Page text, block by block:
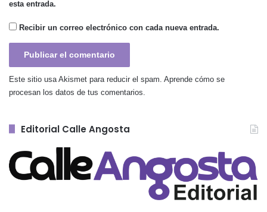
esta entrada.
Recibir un correo electrónico con cada nueva entrada.
Este sitio usa Akismet para reducir el spam. Aprende cómo se
procesan los datos de tus comentarios.
Editorial Calle Angosta